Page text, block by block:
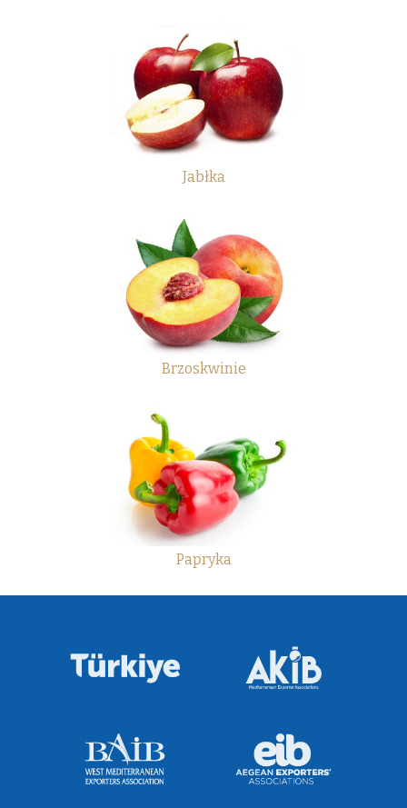
Jabłka
Brzoskwinie
Papryka